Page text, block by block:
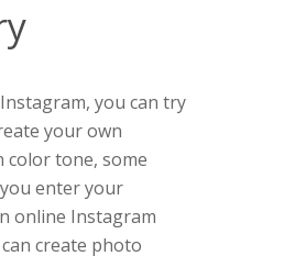
you can try
your own
color tone, some
enter your
online Instagram
create photo